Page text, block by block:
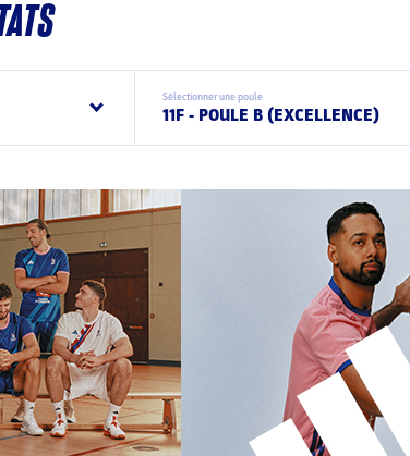
Sélectionner une poule
11F - POULE B (EXCELLENCE)